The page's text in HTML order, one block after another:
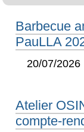
Barbecue
PauLLA
20/07/2026
Atelier
compte-